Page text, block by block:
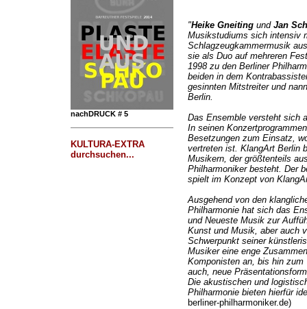
nachDRUCK # 5
KULTURA-EXTRA
durchsuchen...
"Heike Gneitingund Jan
Musikstudiums sich intensiv
Schlagzeugkammermusik
sie als Duo auf mehreren
1998 zu den Berliner
beiden in dem
gesinnten Mitstreiter und
Berlin.
Das Ensemble versteht sich
In seinen
Besetzungen zum Einsatz,
vertreten ist. KlangArt Berlin
Musikern, der größtenteils
Philharmoniker besteht. Der
spielt im Konzept von
Ausgehend von den
Philharmonie hat sich das
und Neueste Musik zur
Kunst und Musik, aber auch
Schwerpunkt seiner
Musiker eine enge
Komponisten an, bis hin
auch, neue
Die akustischen und
Philharmonie bieten hierfür
berliner-philharmoniker.de)